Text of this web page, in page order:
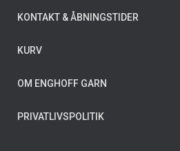
KONTAKT & ÅBNINGSTIDER
KURV
OM ENGHOFF GARN
PRIVATLIVSPOLITIK